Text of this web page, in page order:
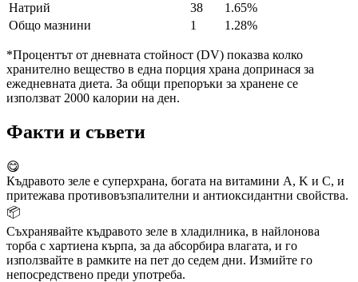
Натрий
38
1.65%
Общо мазнини
1 1.28%
*Процентът от дневната стойност (DV) показва колко
хранително вещество в една порция храна допринася за
ежедневната диета. За общи препоръки за хранене се
използват 2000 калории на ден.
Факти и съвети
😋
Къдравото зеле е суперхрана, богата на витамини A, K и C, и
притежава противовъзпалителни и антиоксидантни свойства.
📦
Съхранявайте къдравото зеле в хладилника, в найлонова
торба с хартиена кърпа, за да абсорбира влагата, и го
използвайте в рамките на пет до седем дни. Измийте го
непосредствено преди употреба.